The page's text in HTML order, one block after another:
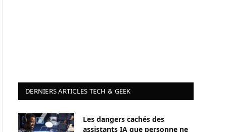
DERNIERS ARTICLES TECH & GEEK
Les dangers cachés des
assistants IA que personne ne